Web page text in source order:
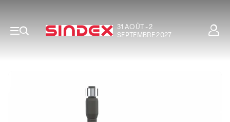
31 AOÛT - 2
SEPTEMBRE 2027